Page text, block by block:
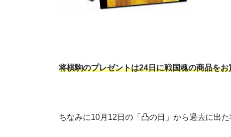
将棋駒のプレゼントは24日に戦国魂の商品を
ちなみに10月12日の「凸の日」から過去に出